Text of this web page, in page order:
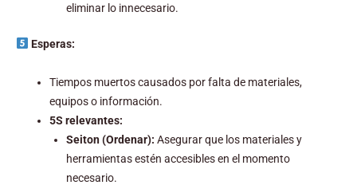
eliminar lo innecesario.
Esperas:
Tiempos muertos causados por falta de materiales,
equipos o información.
5S relevantes:
Seiton (Ordenar): Asegurar que los materiales y
herramientas estén accesibles en el momento
necesario.